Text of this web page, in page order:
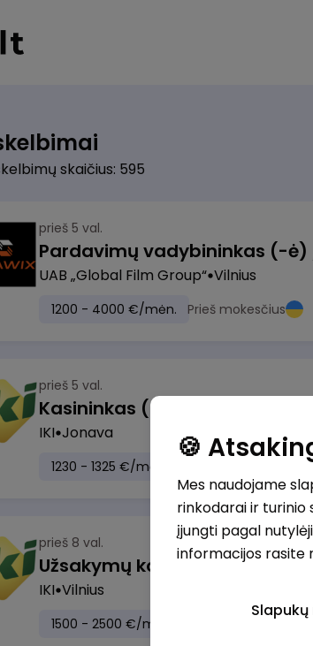
skaičius: 595
prieš 5 val.
UAB „Global Film Group“ Vilnius
1200 - 4000 €/mėn. Prieš mokesčius
prieš 5 val.
IKI Jonava
1230 - 1325 €/mėn.
prieš 8 val.
IKI Vilnius
1500 - 2500 €/mėn. Prieš mokesčius
🍪
Mes naudojame
rinkodarai ir turinio
įjungti pagal
informacijos rasite